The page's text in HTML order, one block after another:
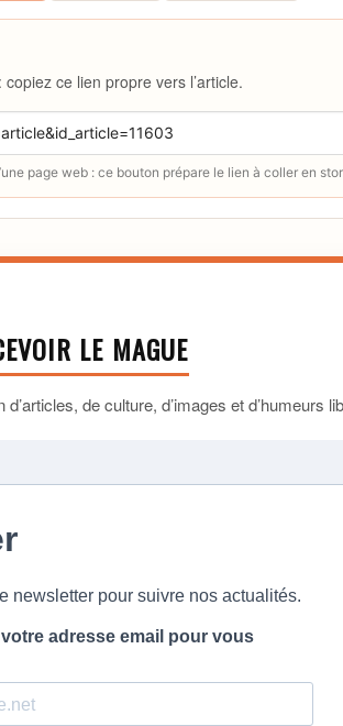
ce lien propre vers l’article.
page web : ce bouton prépare le lien à coller en
LE MAGUE
de culture, d’images et d’humeurs